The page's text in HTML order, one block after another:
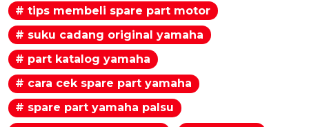
# tips membeli spare part motor
# suku cadang original yamaha
# part katalog yamaha
# cara cek spare part yamaha
# spare part yamaha palsu